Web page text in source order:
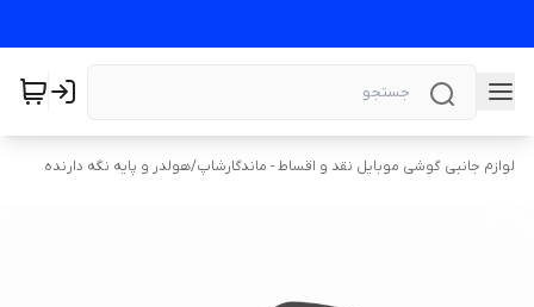
لوازم جانبی گوشی موبایل نقد و اقساط - ماندگارشاپ/هولدر و پایه نگه دارنده